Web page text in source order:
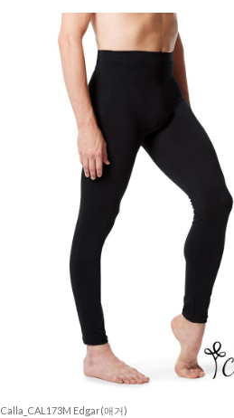
Calla_CAL173M Edgar(애거)